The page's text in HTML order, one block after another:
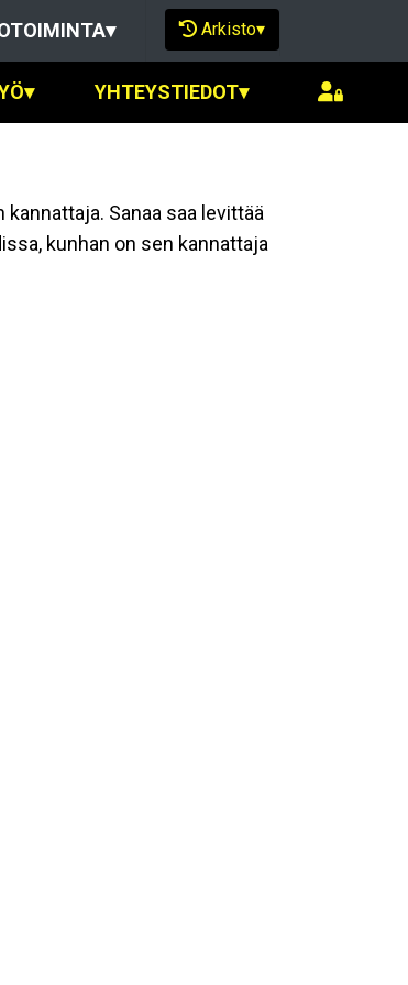
▾ Arkisto▾
▾ YHTEYSTIEDOT▾
Sanaa saa levittää
kunhan on sen kannattaja